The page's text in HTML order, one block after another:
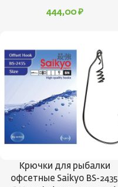
444,00 ₽
Крючки для рыбалки
офсетные Saikyo BS-2435